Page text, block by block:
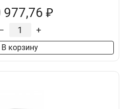
977,76 ₽
+
В корзину